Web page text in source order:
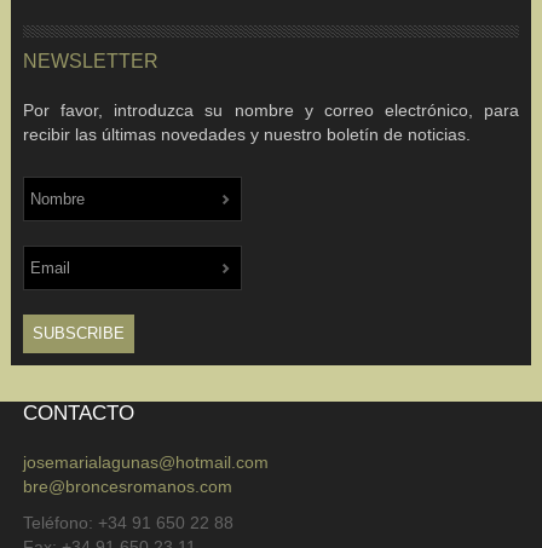
NEWSLETTER
Por favor, introduzca su nombre y correo electrónico, para
recibir las últimas novedades y nuestro boletín de noticias.
CONTACTO
josemarialagunas@hotmail.com
bre@broncesromanos.com
Teléfono: +34 91 650 22 88